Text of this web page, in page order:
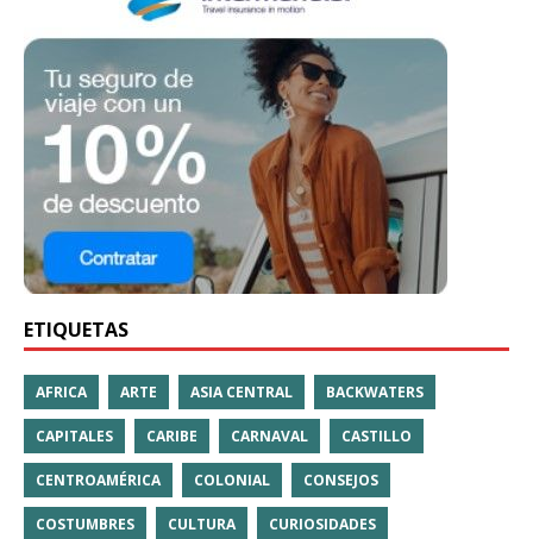
ETIQUETAS
AFRICA ARTE ASIA CENTRAL BACKWATERS
CAPITALES CARIBE CARNAVAL CASTILLO
CENTROAMÉRICA COLONIAL CONSEJOS
COSTUMBRES CULTURA CURIOSIDADES